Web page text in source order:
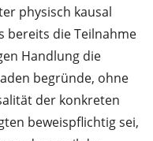
physisch kausal
bereits die Teilnahme
Handlung die
begründe, ohne
der konkreten
beweispflichtig sei,